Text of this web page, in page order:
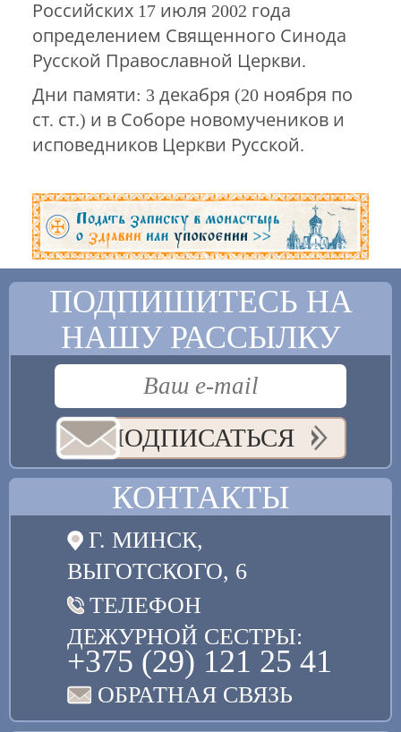
Российских 17 июля 2002 года
определением Священного Синода
Русской Православной Церкви.
Дни памяти: 3 декабря (20 ноября по
ст. ст.) и в Соборе новомучеников и
исповедников Церкви Русской.
ПОДПИШИТЕСЬ НА
НАШУ РАССЫЛКУ
ПОДПИСАТЬСЯ
КОНТАКТЫ
Г. МИНСК,
ВЫГОТСКОГО, 6
ТЕЛЕФОН
ДЕЖУРНОЙ СЕСТРЫ:
+375 (29) 121 25 41
ОБРАТНАЯ СВЯЗЬ